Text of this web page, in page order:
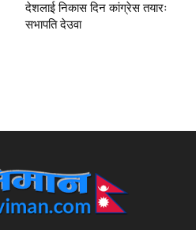
देशलाई निकास दिन कांग्रेस तयारः
सभापति देउवा